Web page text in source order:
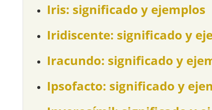
Iris: significado y ejemplos
Iridiscente: significado y
Iracundo: significado y
Ipsofacto: significado y